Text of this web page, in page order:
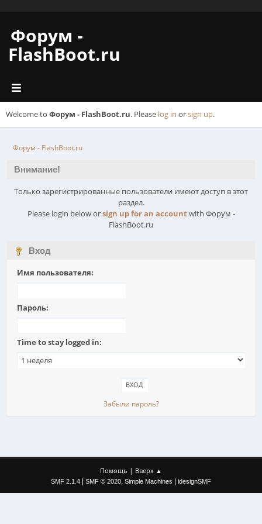
Форум -
FlashBoot.ru
Welcome to Форум - FlashBoot.ru. Please log in orsign up.
Форум - FlashBoot.ru
Внимание!
Только зарегистрированные пользователи имеют доступ в этот
раздел.
Please login below orsign up for an accountwith Форум -
FlashBoot.ru
Вход
Имя пользователя:
Пароль:
Time to stay logged in:
Забыли пароль?
Помощь | Вверх ▲
SMF 2.1.4 SMF © 2020, Simple Machines idesignSMF